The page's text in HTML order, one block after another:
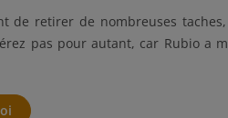
de retirer de nombreuses
pas pour autant, car Rubio a